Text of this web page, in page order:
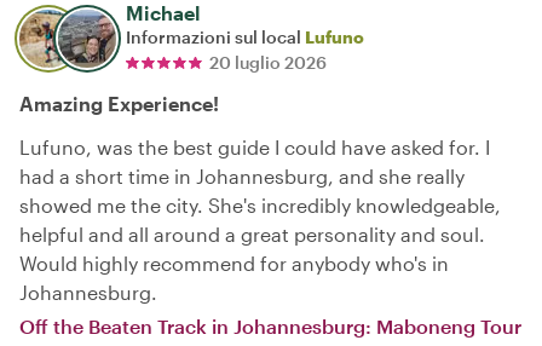
Michael
Informazioni sul local Lufuno
20 luglio 2026
Amazing Experience!
Lufuno, was the best guide I could have asked for. I
had a short time in Johannesburg, and she really
showed me the city. She's incredibly knowledgeable,
helpful and all around a great personality and soul.
Would highly recommend for anybody who's in
Johannesburg.
Off the Beaten Track in Johannesburg: Maboneng Tour